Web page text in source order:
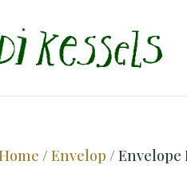
/Envelop / Envelope